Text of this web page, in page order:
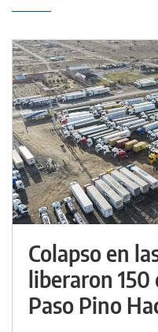
Colapso en
liberaron 150
Paso Pino